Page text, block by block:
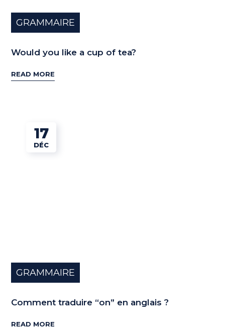
GRAMMAIRE
Would you like a cup of tea?
READ MORE
17
DÉC
GRAMMAIRE
Comment traduire “on” en anglais ?
READ MORE